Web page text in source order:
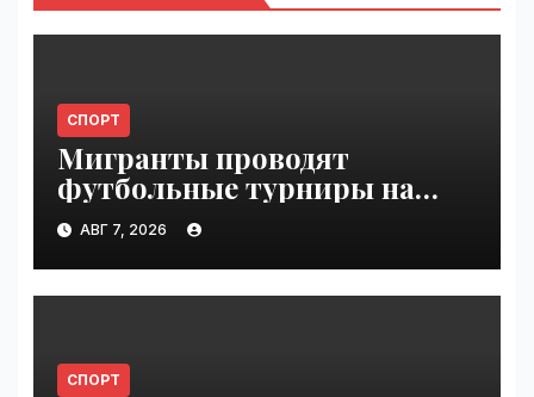
СПОРТ
Мигранты проводят
футбольные турниры на
пляже в Сеуте | VseTime.ru
АВГ 7, 2026
СПОРТ